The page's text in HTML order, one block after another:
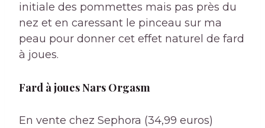
initiale des pommettes mais pas près du
nez et en caressant le pinceau sur ma
peau pour donner cet effet naturel de fard
à joues.
Fard à joues Nars Orgasm
En vente chez Sephora (34,99 euros)